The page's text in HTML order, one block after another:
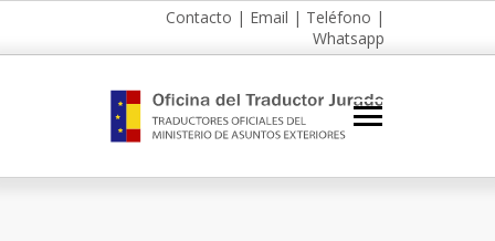
Contacto | Email | Teléfono |
Whatsapp